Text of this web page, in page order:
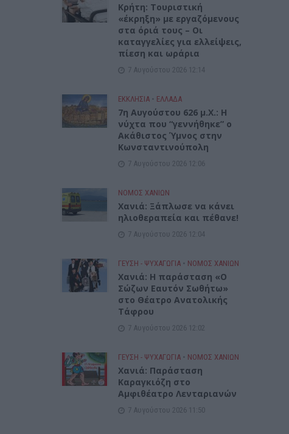
Κρήτη: Τουριστική
«έκρηξη» με εργαζόμενους
στα όριά τους – Οι
καταγγελίες για ελλείψεις,
πίεση και ωράρια
7 Αυγούστου 2026 12:14
ΕΚΚΛΗΣΙΑ • ΕΛΛΑΔΑ
7η Αυγούστου 626 μ.Χ.: Η
νύχτα που “γεννήθηκε” ο
Ακάθιστος Ύμνος στην
Κωνσταντινούπολη
7 Αυγούστου 2026 12:06
ΝΟΜΌΣ ΧΑΝΊΩΝ
Χανιά: Ξάπλωσε να κάνει
ηλιοθεραπεία και πέθανε!
7 Αυγούστου 2026 12:04
ΓΕΎΣΗ - ΨΥΧΑΓΩΓΊΑ • ΝΟΜΌΣ ΧΑΝΊΩΝ
Χανιά: Η παράσταση «Ο
Σώζων Εαυτόν Σωθήτω»
στο Θέατρο Ανατολικής
Τάφρου
7 Αυγούστου 2026 12:02
ΓΕΎΣΗ - ΨΥΧΑΓΩΓΊΑ • ΝΟΜΌΣ ΧΑΝΊΩΝ
Xανιά: Παράσταση
Καραγκιόζη στο
Αμφιθέατρο Λενταριανών
7 Αυγούστου 2026 11:50